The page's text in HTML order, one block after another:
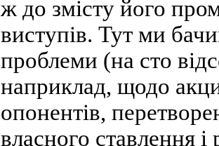
ж до змісту його
виступів. Тут ми
проблеми (на сто
наприклад, щодо
опонентів,
власного ставлення